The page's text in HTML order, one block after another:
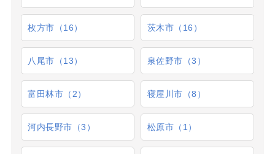
枚方市（16） 茨木市（16）
八尾市（13） 泉佐野市（3）
富田林市（2） 寝屋川市（8）
河内長野市（3） 松原市（1）